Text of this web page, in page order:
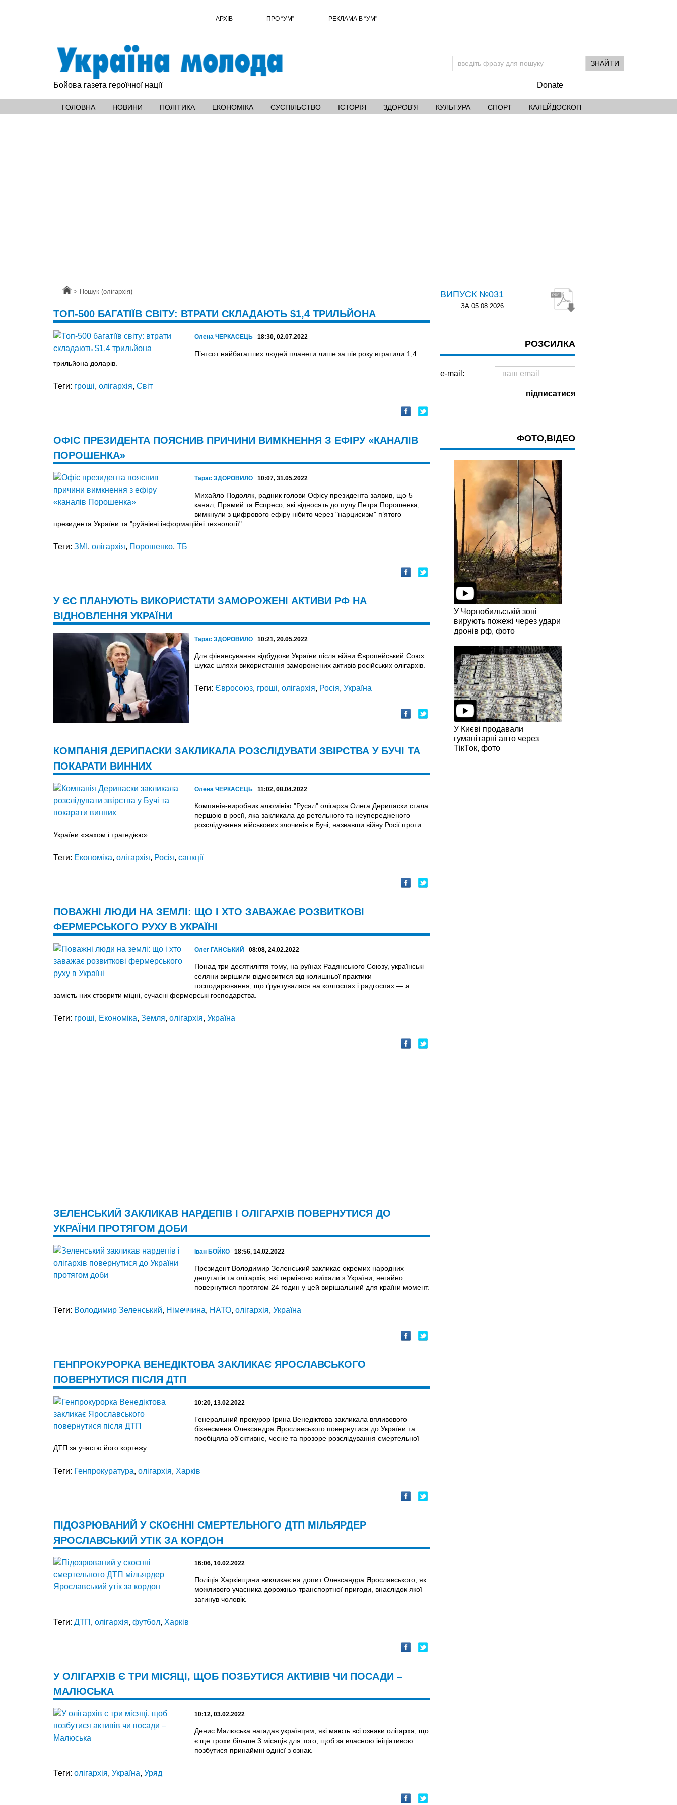
АРХІВ ПРО “УМ” РЕКЛАМА В “УМ"
Бойова газета героїчної нації Donate
ГОЛОВНА НОВИНИ ПОЛІТИКА ЕКОНОМІКА СУСПІЛЬСТВО ІСТОРІЯ ЗДОРОВ'Я КУЛЬТУРА СПОРТ КАЛЕЙДОСКОП
Головна
> Пошук (олігархія)
ТОП-500 БАГАТІЇВ СВІТУ: ВТРАТИ СКЛАДАЮТЬ $1,4 ТРИЛЬЙОНА
Олена ЧЕРКАСЕЦЬ 18:30, 02.07.2022
П’ятсот найбагатших людей планети лише за пів року втратили 1,4
трильйона доларів.
Теги: гроші, олігархія, Світ
ОФІС ПРЕЗИДЕНТА ПОЯСНИВ ПРИЧИНИ ВИМКНЕННЯ З ЕФІРУ «КАНАЛІВ
ПОРОШЕНКА»
Тарас ЗДОРОВИЛО 10:07, 31.05.2022
Михайло Подоляк, радник голови Офісу президента заявив, що 5
канал, Прямий та Еспресо, які відносять до пулу Петра Порошенка,
вимкнули з цифрового ефіру нібито через "нарцисизм" п’ятого
президента України та "руйнівні інформаційні технології".
Теги: ЗМІ , олігархія, Порошенко, ТБ
У ЄС ПЛАНУЮТЬ ВИКОРИСТАТИ ЗАМОРОЖЕНІ АКТИВИ РФ НА
ВІДНОВЛЕННЯ УКРАЇНИ
Тарас ЗДОРОВИЛО 10:21, 20.05.2022
Для фінансування відбудови України після війни Європейський Союз
шукає шляхи використання заморожених активів російських олігархів.
Теги: Євросоюз, гроші, олігархія, Росія, Україна
КОМПАНІЯ ДЕРИПАСКИ ЗАКЛИКАЛА РОЗСЛІДУВАТИ ЗВІРСТВА У БУЧІ ТА
ПОКАРАТИ ВИННИХ
Олена ЧЕРКАСЕЦЬ 11:02, 08.04.2022
Компанія-виробник алюмінію "Русал" олігарха Олега Дерипаски стала
першою в росії, яка закликала до ретельного та неупередженого
розслідування військових злочинів в Бучі, назвавши війну Росії проти
України «жахом і трагедією».
Теги: Економіка, олігархія, Росія, санкції
ПОВАЖНІ ЛЮДИ НА ЗЕМЛІ: ЩО І ХТО ЗАВАЖАЄ РОЗВИТКОВІ
ФЕРМЕРСЬКОГО РУХУ В УКРАЇНІ
Олег ГАНСЬКИЙ 08:08, 24.02.2022
Понад три десятиліття тому, на руїнах Радянського Союзу, українські
селяни вирішили відмовитися від колишньої практики
господарювання, що ґрунтувалася на колгоспах і радгоспах — а
замість них створити міцні, сучасні фермерські господарства.
Теги: гроші, Економіка, Земля, олігархія, Україна
ЗЕЛЕНСЬКИЙ ЗАКЛИКАВ НАРДЕПІВ І ОЛІГАРХІВ ПОВЕРНУТИСЯ ДО
УКРАЇНИ ПРОТЯГОМ ДОБИ
Іван БОЙКО 18:56, 14.02.2022
Президент Володимир Зеленський закликає окремих народних
депутатів та олігархів, які терміново виїхали з України, негайно
повернутися протягом 24 годин у цей вирішальний для країни момент.
Теги: Володимир Зеленський, Німеччина, НАТО, олігархія, Україна
ГЕНПРОКУРОРКА ВЕНЕДІКТОВА ЗАКЛИКАЄ ЯРОСЛАВСЬКОГО
ПОВЕРНУТИСЯ ПІСЛЯ ДТП
10:20, 13.02.2022
Генеральний прокурор Ірина Венедіктова закликала впливового
бізнесмена Олександра Ярославського повернутися до України та
пообіцяла об'єктивне, чесне та прозоре розслідування смертельної
ДТП за участю його кортежу.
Теги: Генпрокуратура, олігархія, Харків
ПІДОЗРЮВАНИЙ У СКОЄННІ СМЕРТЕЛЬНОГО ДТП МІЛЬЯРДЕР
ЯРОСЛАВСЬКИЙ УТІК ЗА КОРДОН
16:06, 10.02.2022
Поліція Харківщини викликає на допит Олександра Ярославського, як
можливого учасника дорожньо-транспортної пригоди, внаслідок якої
загинув чоловік.
Теги: ДТП , олігархія, футбол, Харків
У ОЛІГАРХІВ Є ТРИ МІСЯЦІ, ЩОБ ПОЗБУТИСЯ АКТИВІВ ЧИ ПОСАДИ –
МАЛЮСЬКА
10:12, 03.02.2022
Денис Малюська нагадав українцям, які мають всі ознаки олігарха, що
є ще трохи більше 3 місяців для того, щоб за власною ініціативою
позбутися принаймні однієї з ознак.
Теги: олігархія, Україна, Уряд
ВИПУСК №031
ЗА 05.08.2026
РОЗСИЛКА
e-mail:
ФОТО,ВІДЕО
У Чорнобильській зоні
вирують пожежі через удари
дронів рф, фото
У Києві продавали
гуманітарні авто через
ТікТок, фото